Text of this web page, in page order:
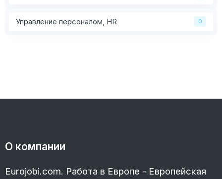
Управление персоналом, HR 0
О компании
Eurojobi.com. Работа в Европе - Европейская